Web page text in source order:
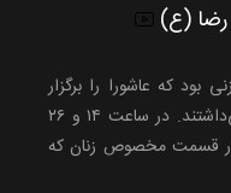
رضا (ع)
بود که عاشورا را برگزار
می‌کردند و کشته شدن حسین را بزرگ می‌داشتند. در ساعت ۱۴ و ۲۶
قسمت مخصوص زنان که